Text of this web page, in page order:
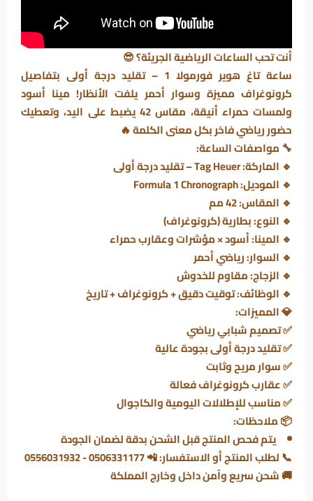
أنت تحب الساعات الرياضية الجريئة؟ 😎
ساعة تاغ هوير فورمولا 1 – تقليد درجة أولى
بتفاصيل
كرونوغراف مميزة وسوار أحمر يلفت الأنظار! مينا أسود
ولمسات حمراء أنيقة، مقاس 42 يضبط على اليد، وتعطيك
حضور رياضي فاخر بكل معنى الكلمة 🔥
🔧مواصفات الساعة:
🔹 الماركة:Tag Heuer – تقليد درجة أولى
🔹 الموديل:
🔹 المقاس:
🔹 النوع:بطارية (كرونوغراف)
🔹 المينا:أسود × مؤشرات وعقارب حمراء
🔹 السوار:رياضي أحمر
🔹 الزجاج:مقاوم للخدوش
🔹 الوظائف:توقيت دقيق + كرونوغراف + تاريخ
💎المميزات:
✅ تصميم شبابي رياضي
✅ تقليد درجة أولى بجودة عالية
✅ سوار مريح وثابت
✅ عقارب كرونوغراف فعالة
✅ مناسب للإطلالات اليومية والكاجوال
📦 ملاحظات:
يتم فحص المنتج قبل الشحن بدقة لضمان الجودة
📞 لطلب المنتج أو الاستفسار: 📲 0506331177 - 0556031932
🚚 شحن سريع وآمن داخل وخارج المملكة